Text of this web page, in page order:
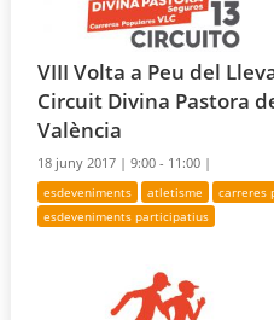
VIII Volta a Peu del
Circuit Divina Pastora
València
18 juny 2017 |9:00 - 11:00 |
esdeveniments atletisme carreres
esdeveniments participatius